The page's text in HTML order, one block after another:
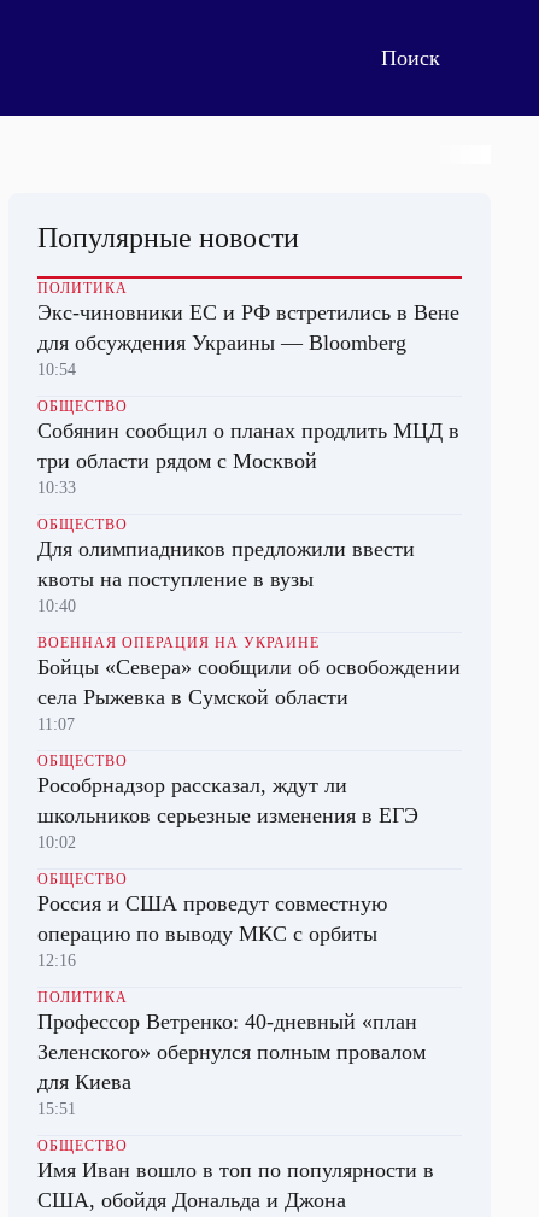
Популярные новости
ПОЛИТИКА
Экс-чиновники ЕС и РФ встретились в Вене
для обсуждения Украины — Bloomberg
10:54
ОБЩЕСТВО
Собянин сообщил о планах продлить МЦД в
три области рядом с Москвой
10:33
ОБЩЕСТВО
Для олимпиадников предложили ввести
квоты на поступление в вузы
10:40
ВОЕННАЯ ОПЕРАЦИЯ НА УКРАИНЕ
Бойцы «Севера» сообщили об освобождении
села Рыжевка в Сумской области
11:07
ОБЩЕСТВО
Рособрнадзор рассказал, ждут ли
школьников серьезные изменения в ЕГЭ
10:02
ОБЩЕСТВО
Россия и США проведут совместную
операцию по выводу МКС с орбиты
12:16
ПОЛИТИКА
Профессор Ветренко: 40-дневный «план
Зеленского» обернулся полным провалом
для Киева
15:51
ОБЩЕСТВО
Имя Иван вошло в топ по популярности в
США, обойдя Дональда и Джона